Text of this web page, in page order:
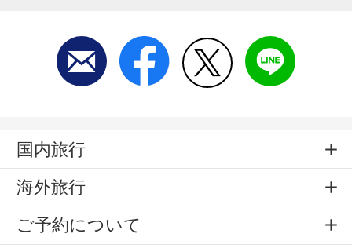
国内旅行
海外旅行
ご予約について